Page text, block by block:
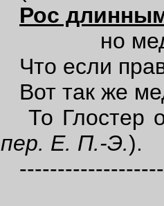
Рос
но
Что если
Вот так же
То Глостер
пер. Е. П.-Э.).